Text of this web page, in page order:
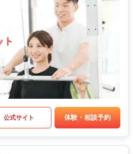
公式サイト 体験・相談予約